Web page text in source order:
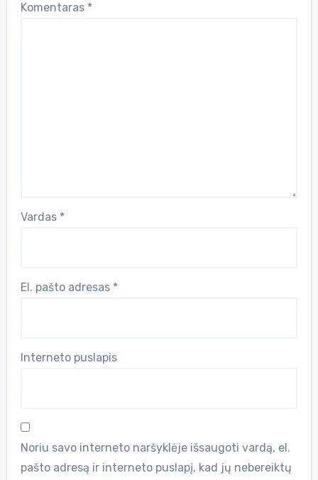
Komentaras *
Vardas *
El. pašto adresas *
Interneto puslapis
Noriu savo interneto naršyklėje išsaugoti vardą, el.
pašto adresą ir interneto puslapį, kad jų nebereiktų